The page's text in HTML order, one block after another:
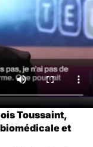
Toussaint,
et